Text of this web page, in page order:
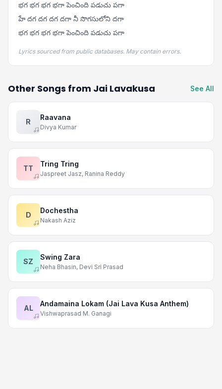
భగ భగ భగ భగా పెంచింది పడుచు పగా
హే దగ దగ దగ దగా నీ సొగసులోని దగా
భగ భగ భగ భగా పెంచింది పడుచు పగా
Lyrics sourced from public databases. May contain errors.
Other Songs from Jai Lavakusa See All
R
Raavana
Divya Kumar
TT
Tring Tring
Jaspreet Jasz, Ranina Reddy
D
Dochestha
Nakash Aziz
SZ
Swing Zara
Neha Bhasin, Devi Sri Prasad
AL
Andamaina Lokam (Jai Lava Kusa Anthem)
Vishwaprasad M. Ganagi